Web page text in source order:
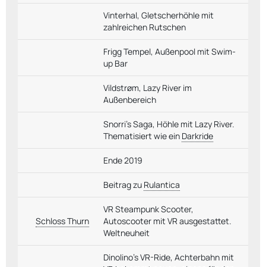
Vinterhal, Gletscherhöhle mit
zahlreichen Rutschen
Frigg Tempel, Außenpool mit Swim-
up Bar
Vildstrøm, Lazy River im
Außenbereich
Snorri's Saga, Höhle mit Lazy River.
Thematisiert wie ein Darkride
Ende 2019
Beitrag zu Rulantica
Schloss Thurn
VR Steampunk Scooter,
Autoscooter mit VR ausgestattet.
Weltneuheit
Dinolino's VR-Ride, Achterbahn mit